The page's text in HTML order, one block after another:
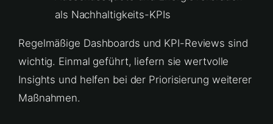
als Nachhaltigkeits-KPIs
Regelmäßige Dashboards und KPI-Reviews sind
wichtig. Einmal geführt, liefern sie wertvolle
Insights und helfen bei der Priorisierung weiterer
Maßnahmen.